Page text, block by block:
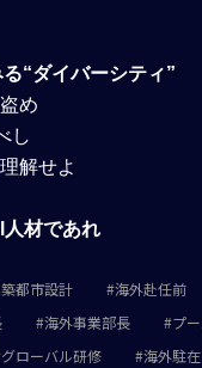
“ダイバーシティ”
め
し
解せよ
材であれ
都市設計 海外赴任前
海外事業部長 プ
グローバル研修 海外駐